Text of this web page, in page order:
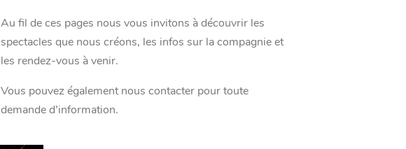
Au fil de ces pages nous vous invitons à découvrir les
spectacles que nous créons, les infos sur la compagnie et
les rendez-vous à venir.
Vous pouvez également nous contacter pour toute
demande d’information.